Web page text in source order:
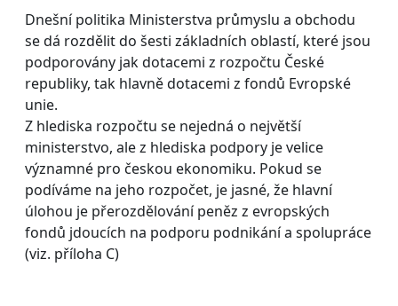
Dnešní politika Ministerstva průmyslu a obchodu
se dá rozdělit do šesti základních oblastí, které jsou
podporovány jak dotacemi z rozpočtu České
republiky, tak hlavně dotacemi z fondů Evropské
unie.
Z hlediska rozpočtu se nejedná o největší
ministerstvo, ale z hlediska podpory je velice
významné pro českou ekonomiku. Pokud se
podíváme na jeho rozpočet, je jasné, že hlavní
úlohou je přerozdělování peněz z evropských
fondů jdoucích na podporu podnikání a spolupráce
(viz. příloha C)